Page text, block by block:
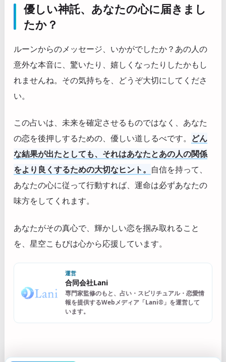
優しい神託、あなたの心に届きまし
たか？
ルーンからのメッセージ、いかがでしたか？あの人の
意外な本音に、驚いたり、嬉しくなったりしたかもし
れませんね。その気持ちを、どうぞ大切にしてくださ
い。
この占いは、未来を確定させるものではなく、あなた
の恋を後押しするための、優しい道しるべです。 どん
な結果が出たとしても、それはあなたとあの人の関係
をより良くするための大切なヒント。 自信を持って、
あなたの心に従って行動すれば、運命は必ずあなたの
味方をしてくれます。
あなたがその真心で、輝かしい恋を掴み取れること
を、星空こもぴは心から応援しています。
運営
合同会社Lani
専門家監修のもと、占い・スピリチュアル・恋愛情
報を提供するWebメディア「Lani®」を運営して
います。